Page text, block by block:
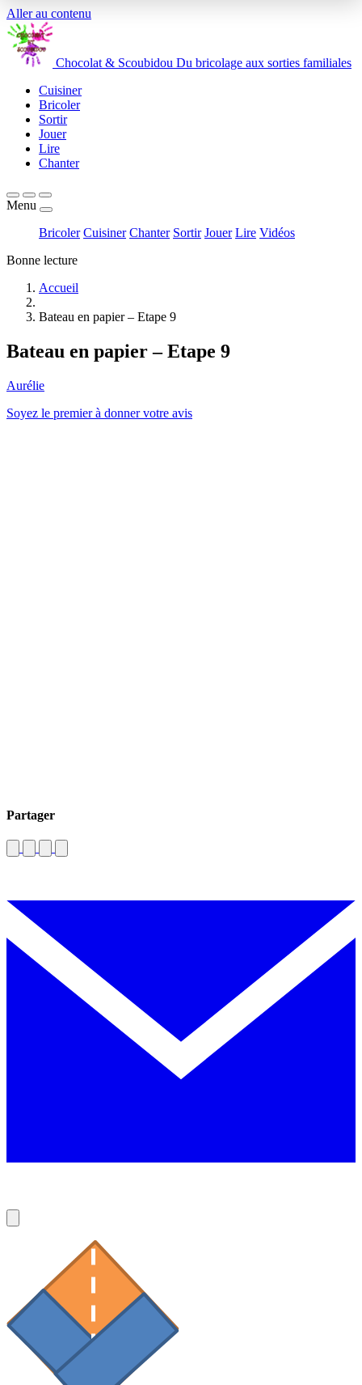
Aller au contenu
Chocolat & Scoubidou Du bricolage aux sorties familiales
Cuisiner
Bricoler
Sortir
Jouer
Lire
Chanter
Menu
Bricoler Cuisiner Chanter Sortir Jouer Lire Vidéos
Bonne lecture
Accueil
Bateau en papier – Etape 9
Bateau en papier – Etape 9
Aurélie
Soyez le premier à donner votre avis
Partager